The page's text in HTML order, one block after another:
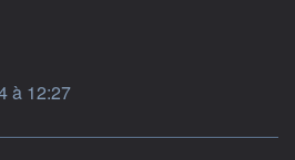
à 12:27